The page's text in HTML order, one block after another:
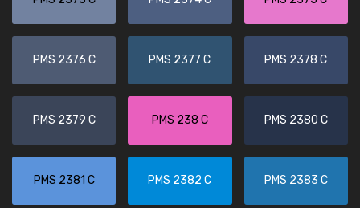
PMS 2376 C PMS 2377 C PMS 2378 C
PMS 2379 C PMS 238 C PMS 2380 C
PMS 2381 C PMS 2382 C PMS 2383 C